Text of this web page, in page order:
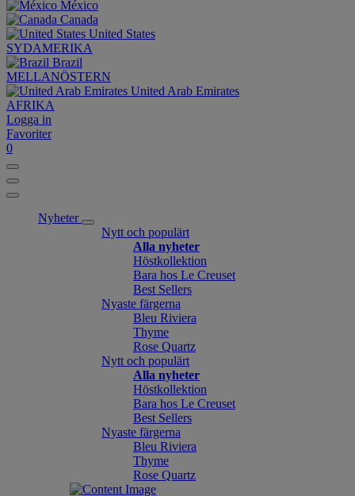
México
Canada
United States
SYDAMERIKA
Brazil
MELLANÖSTERN
United Arab Emirates
AFRIKA
Logga in
Favoriter
0
Nyheter
Nytt och populärt
Alla nyheter
Höstkollektion
Bara hos Le Creuset
Best Sellers
Nyaste färgerna
Bleu Riviera
Thyme
Rose Quartz
Nytt och populärt
Alla nyheter
Höstkollektion
Bara hos Le Creuset
Best Sellers
Nyaste färgerna
Bleu Riviera
Thyme
Rose Quartz